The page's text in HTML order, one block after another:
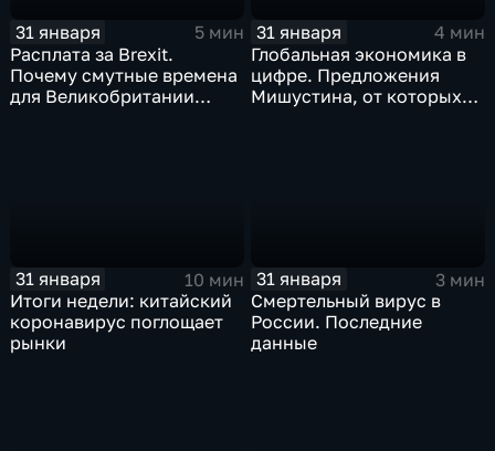
31 января
5 мин
Расплата за Brexit.
Почему смутные времена
для Великобритании
31 января
4 мин
Глобальная экономика в
цифре. Предложения
Мишустина, от которых
31 января
10 мин
Итоги недели: китайский
коронавирус поглощает
рынки
31 января
3 мин
Смертельный вирус в
России. Последние
данные